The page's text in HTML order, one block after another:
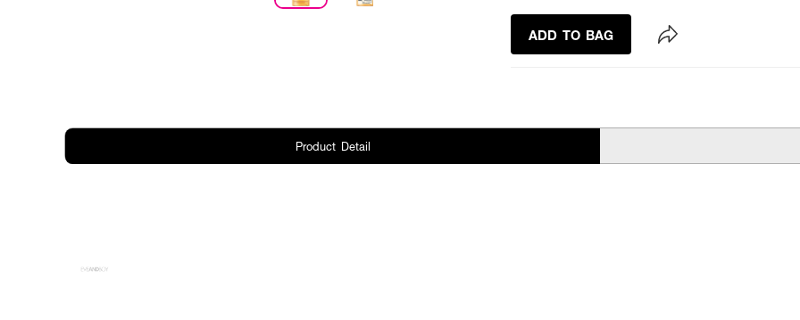
ADD TO BAG
Product Detail